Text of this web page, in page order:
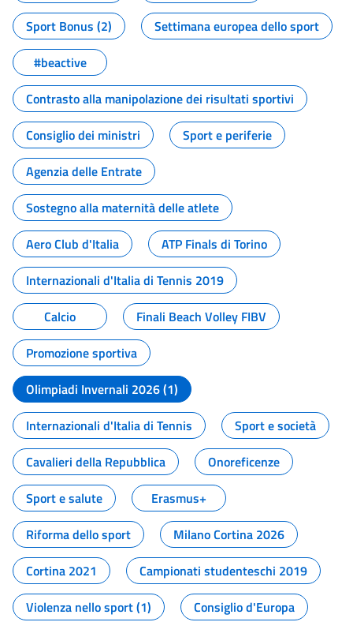
Sport Bonus (2)
Settimana europea dello sport
#beactive
Contrasto alla manipolazione dei risultati sportivi
Consiglio dei ministri
Sport e periferie
Agenzia delle Entrate
Sostegno alla maternità delle atlete
Aero Club d'Italia
ATP Finals di Torino
Internazionali d'Italia di Tennis 2019
Calcio
Finali Beach Volley FIBV
Promozione sportiva
Olimpiadi Invernali 2026 (1)
Internazionali d'Italia di Tennis
Sport e società
Cavalieri della Repubblica
Onoreficenze
Sport e salute
Erasmus+
Riforma dello sport
Milano Cortina 2026
Cortina 2021
Campionati studenteschi 2019
Violenza nello sport (1)
Consiglio d'Europa